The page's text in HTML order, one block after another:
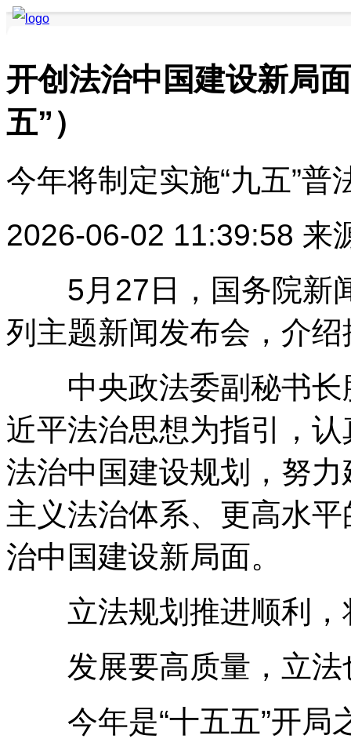
要闻聚焦
开创法治中国建设新局
五”）
今年将制定实施“九五”普
2026-06-02 11:39:58 来
5月27日，国务院新闻
列主题新闻发布会，介
中央政法委副秘书长
近平法治思想为指引，
法治中国建设规划，努
主义法治体系、更高水
治中国建设新局面。
立法规划推进顺利，
发展要高质量，立法
今年是“十五五”开局